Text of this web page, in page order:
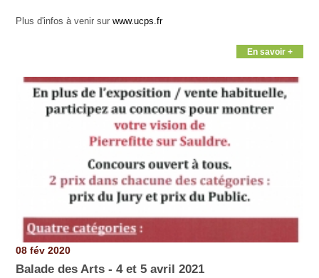
Plus d'infos à venir sur www.ucps.fr
En savoir +
08 fév 2020
Balade des Arts - 4 et 5 avril 2021